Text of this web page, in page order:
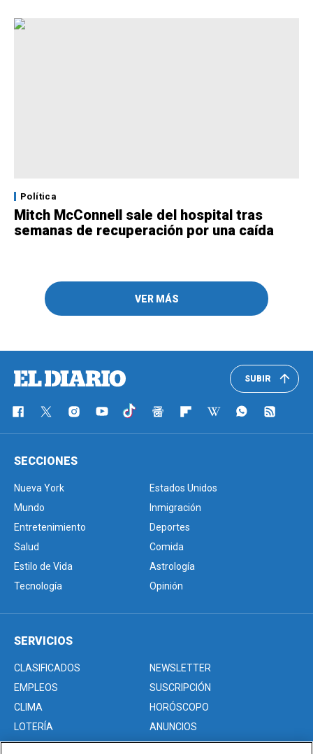
Política
Mitch McConnell sale del hospital tras
semanas de recuperación por una caída
VER MÁS
SUBIR
SECCIONES
Nueva York
Estados Unidos
Mundo
Inmigración
Entretenimiento
Deportes
Salud
Comida
Estilo de Vida
Astrología
Tecnología
Opinión
SERVICIOS
CLASIFICADOS
NEWSLETTER
EMPLEOS
SUSCRIPCIÓN
CLIMA
HORÓSCOPO
LOTERÍA
ANUNCIOS